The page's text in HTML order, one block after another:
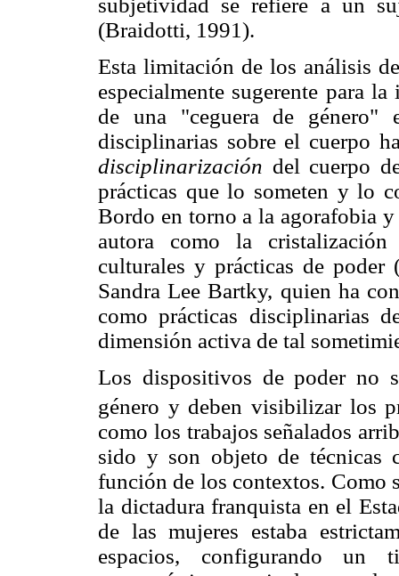
(Braidotti, 1991).
Esta limitación de los análisis
especialmente sugerente para
de una "ceguera de
disciplinarias sobre el cuerpo
disciplinarización del cuerpo
prácticas que lo someten y lo
Bordo en torno a la agorafobia
autora como la cristalización
culturales y prácticas de
Sandra Lee Bartky, quien ha
como prácticas disciplinarias
dimensión activa de tal
Los dispositivos de poder no
género y deben visibilizar los
como los trabajos señalados
sido y son objeto de técnicas
función de los contextos. Como
la dictadura franquista en el
de las mujeres estaba
espacios, configurando